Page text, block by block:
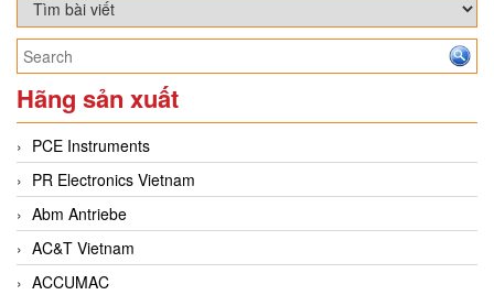
Hãng sản xuất
PCE Instruments
PR Electronics Vietnam
Abm Antriebe
AC&T Vietnam
ACCUMAC